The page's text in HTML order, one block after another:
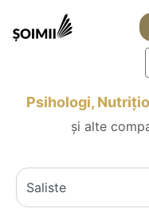
Psihologi,
și alte